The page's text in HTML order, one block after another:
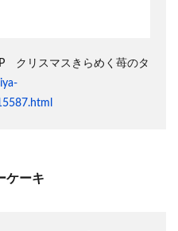
クリスマスきらめく苺のタ
ケーキ